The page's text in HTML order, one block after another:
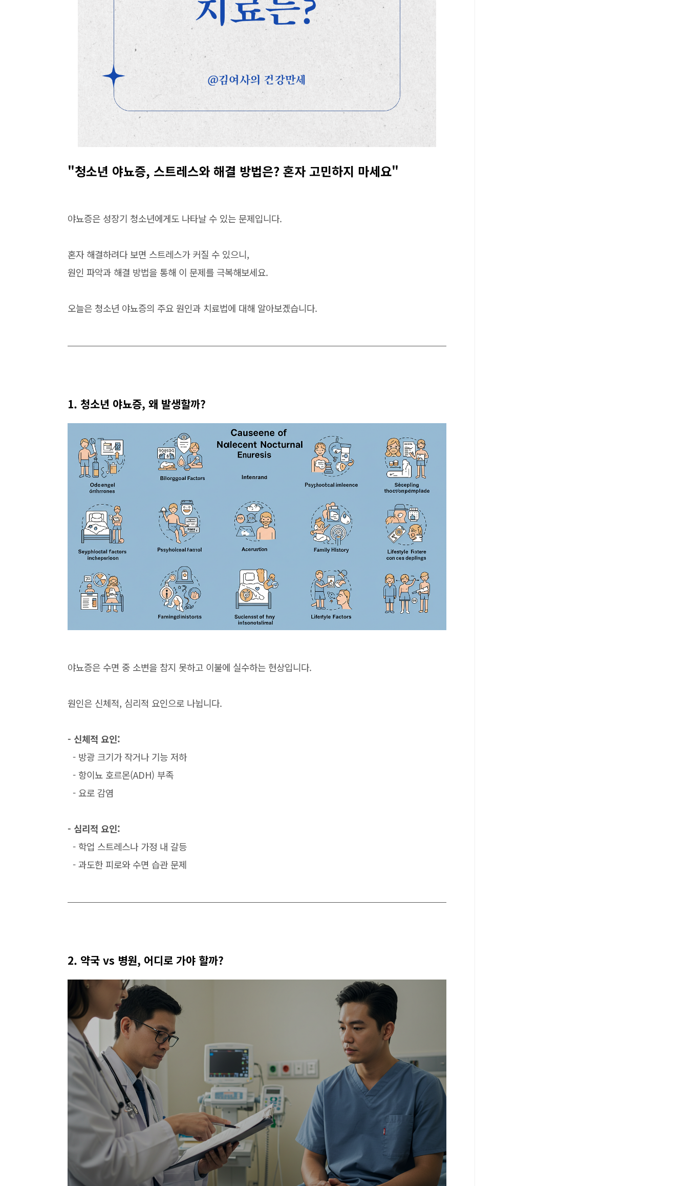
"청소년 야뇨증, 스트레스와 해결 방법은? 혼자 고민하지 마세요"
야뇨증은 성장기 청소년에게도 나타날 수 있는 문제입니다.
혼자 해결하려다 보면 스트레스가 커질 수 있으니,
원인 파악과 해결 방법을 통해 이 문제를 극복해보세요.
오늘은 청소년 야뇨증의 주요 원인과 치료법에 대해 알아보겠습니다.
1. 청소년 야뇨증, 왜 발생할까?
야뇨증은 수면 중 소변을 참지 못하고 이불에 실수하는 현상입니다.
원인은 신체적, 심리적 요인으로 나뉩니다.
- 신체적 요인:
- 방광 크기가 작거나 기능 저하
- 항이뇨 호르몬(ADH) 부족
- 요로 감염
- 심리적 요인:
- 학업 스트레스나 가정 내 갈등
- 과도한 피로와 수면 습관 문제
2. 약국 vs 병원, 어디로 가야 할까?